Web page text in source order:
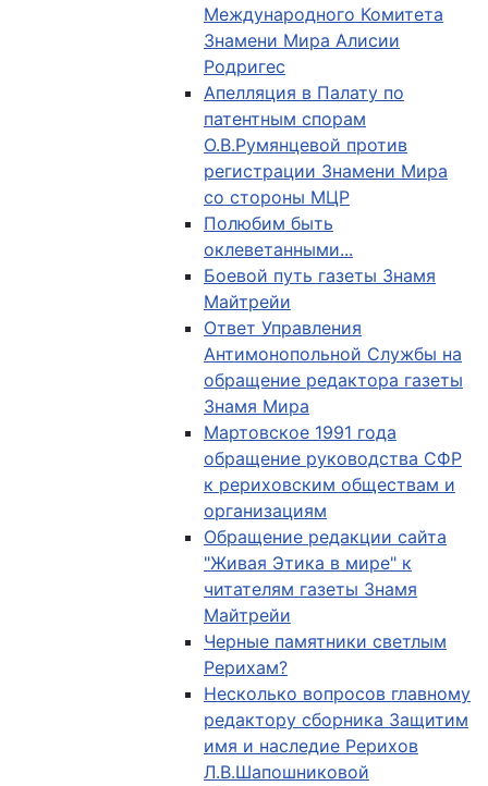
Международного Комитета
Знамени Мира Алисии
Родригес
Апелляция в Палату по
патентным спорам
О.В.Румянцевой против
регистрации Знамени Мира
со стороны МЦР
Полюбим быть
оклеветанными...
Боевой путь газеты Знамя
Майтрейи
Ответ Управления
Антимонопольной Службы на
обращение редактора газеты
Знамя Мира
Мартовское 1991 года
обращение руководства СФР
к рериховским обществам и
организациям
Обращение редакции сайта
"Живая Этика в мире" к
читателям газеты Знамя
Майтрейи
Черные памятники светлым
Рерихам?
Несколько вопросов главному
редактору сборника Защитим
имя и наследие Рерихов
Л.В.Шапошниковой